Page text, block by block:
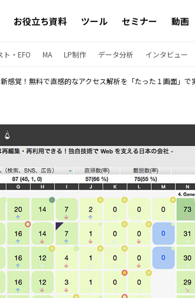
お役立ち資料 ツール セミナー 動画
ト・EFO MA LP制作 データ分析 インタビュー
新感覚！無料で直感的なアクセス解析を「たった１画面」